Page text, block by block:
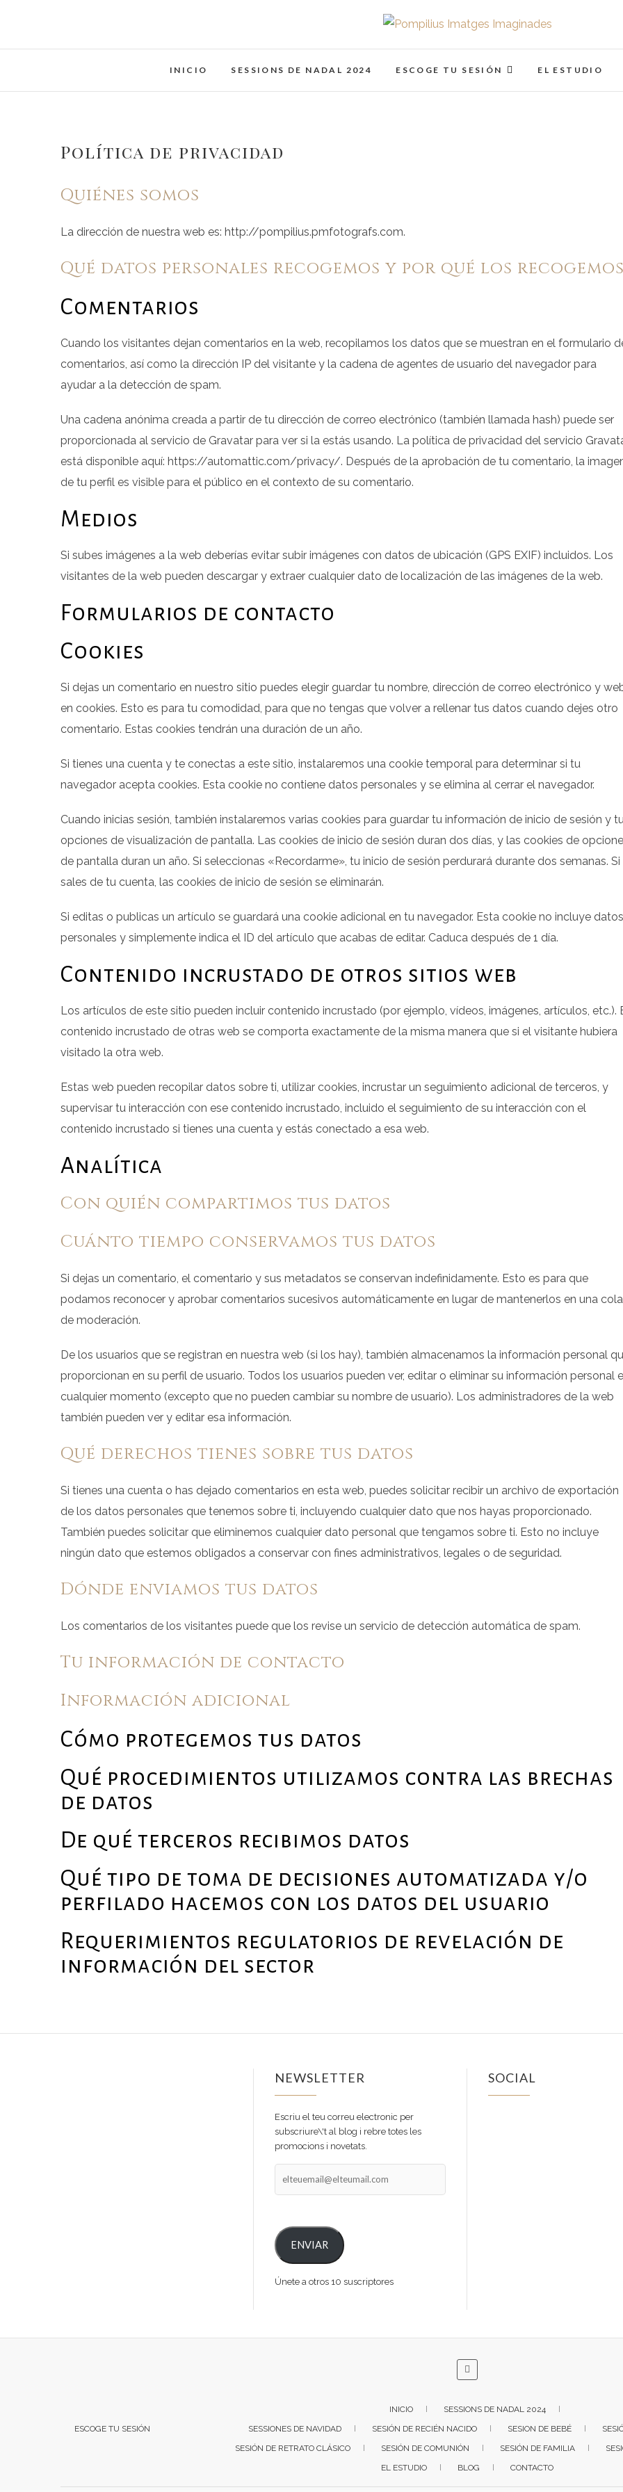
contenido
Pompilius Imatges
INICIO SESSIONS DE NADAL 2024 ESCOGE TU SESIÓN EL ESTUDIO
Política de privacidad
Quiénes somos
La dirección de nuestra web es: http://pompilius.pmfotografs.com.
Qué datos personales recogemos y por qué los recogemos
Comentarios
Cuando los visitantes dejan comentarios en la web, recopilamos los datos que se muestran en el formulario
comentarios, así como la dirección IP del visitante y la cadena de agentes de usuario del navegador para
ayudar a la detección de spam.
Una cadena anónima creada a partir de tu dirección de correo electrónico (también llamada hash) puede ser
proporcionada al servicio de Gravatar para ver si la estás usando. La política de privacidad del servicio
está disponible aquí: https://automattic.com/privacy/. Después de la aprobación de tu comentario, la
de tu perfil es visible para el público en el contexto de su comentario.
Medios
Si subes imágenes a la web deberías evitar subir imágenes con datos de ubicación (GPS EXIF) incluidos. Los
visitantes de la web pueden descargar y extraer cualquier dato de localización de las imágenes de la web.
Formularios de contacto
Cookies
Si dejas un comentario en nuestro sitio puedes elegir guardar tu nombre, dirección de correo electrónico y
en cookies. Esto es para tu comodidad, para que no tengas que volver a rellenar tus datos cuando dejes otro
comentario. Estas cookies tendrán una duración de un año.
Si tienes una cuenta y te conectas a este sitio, instalaremos una cookie temporal para determinar si tu
navegador acepta cookies. Esta cookie no contiene datos personales y se elimina al cerrar el navegador.
Cuando inicias sesión, también instalaremos varias cookies para guardar tu información de inicio de sesión y
opciones de visualización de pantalla. Las cookies de inicio de sesión duran dos días, y las cookies de
de pantalla duran un año. Si seleccionas «Recordarme», tu inicio de sesión perdurará durante dos semanas. Si
sales de tu cuenta, las cookies de inicio de sesión se eliminarán.
Si editas o publicas un artículo se guardará una cookie adicional en tu navegador. Esta cookie no incluye datos
personales y simplemente indica el ID del artículo que acabas de editar. Caduca después de 1 día.
Contenido incrustado de otros sitios web
Los artículos de este sitio pueden incluir contenido incrustado (por ejemplo, vídeos, imágenes, artículos, etc.).
contenido incrustado de otras web se comporta exactamente de la misma manera que si el visitante hubiera
visitado la otra web.
Estas web pueden recopilar datos sobre ti, utilizar cookies, incrustar un seguimiento adicional de terceros, y
supervisar tu interacción con ese contenido incrustado, incluido el seguimiento de su interacción con el
contenido incrustado si tienes una cuenta y estás conectado a esa web.
Analítica
Con quién compartimos tus datos
Cuánto tiempo conservamos tus datos
Si dejas un comentario, el comentario y sus metadatos se conservan indefinidamente. Esto es para que
podamos reconocer y aprobar comentarios sucesivos automáticamente en lugar de mantenerlos en una cola
de moderación.
De los usuarios que se registran en nuestra web (si los hay), también almacenamos la información personal
proporcionan en su perfil de usuario. Todos los usuarios pueden ver, editar o eliminar su información personal
cualquier momento (excepto que no pueden cambiar su nombre de usuario). Los administradores de la web
también pueden ver y editar esa información.
Qué derechos tienes sobre tus datos
Si tienes una cuenta o has dejado comentarios en esta web, puedes solicitar recibir un archivo de exportación
de los datos personales que tenemos sobre ti, incluyendo cualquier dato que nos hayas proporcionado.
También puedes solicitar que eliminemos cualquier dato personal que tengamos sobre ti. Esto no incluye
ningún dato que estemos obligados a conservar con fines administrativos, legales o de seguridad.
Dónde enviamos tus datos
Los comentarios de los visitantes puede que los revise un servicio de detección automática de spam.
Tu información de contacto
Información adicional
Cómo protegemos tus datos
Qué procedimientos utilizamos contra las brechas
de datos
De qué terceros recibimos datos
Qué tipo de toma de decisiones automatizada y/o
perfilado hacemos con los datos del usuario
Requerimientos regulatorios de revelación de
información del sector
NEWSLETTER
Escriu el teu correu electronic per
subscriure\'t al blog i rebre totes les
promocions i novetats.
ENVIAR
Únete a otros 10 suscriptores
SOCIAL
INICIO
SESSIONS DE NADAL 2024
ESCOGE TU SESIÓN
SESSIONES DE NAVIDAD SESIÓN DE RECIÉN NACIDO SESION DE BEBÉ
SESIÓN DE RETRATO CLÁSICO
SESIÓN DE COMUNIÓN SESIÓN DE FAMILIA
EL ESTUDIO
BLOG CONTACTO